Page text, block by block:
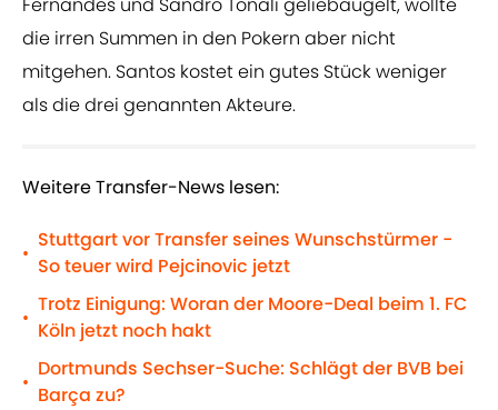
die irren Summen in den Pokern aber nicht
mitgehen. Santos kostet ein gutes Stück weniger
als die drei genannten Akteure.
Weitere Transfer-News lesen:
•
Stuttgart vor Transfer seines Wunschstürmer -
So teuer wird Pejcinovic jetzt
•
Trotz Einigung: Woran der Moore-Deal beim 1. FC
Köln jetzt noch hakt
•
Dortmunds Sechser-Suche: Schlägt der BVB bei
Barça zu?